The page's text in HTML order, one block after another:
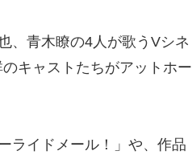
、青木瞭の4人が歌うVシネ
キャストたちがアットホー
ライドメール！」や、作品